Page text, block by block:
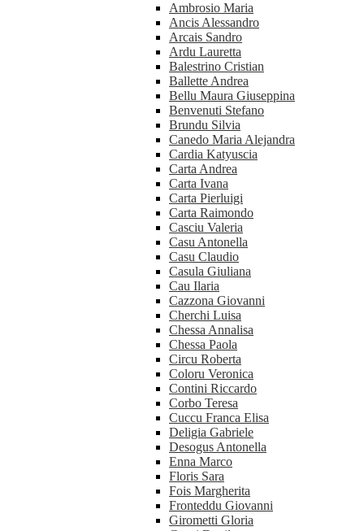
Ambrosio Maria
Ancis Alessandro
Arcais Sandro
Ardu Lauretta
Balestrino Cristian
Ballette Andrea
Bellu Maura Giuseppina
Benvenuti Stefano
Brundu Silvia
Canedo Maria Alejandra
Cardia Katyuscia
Carta Andrea
Carta Ivana
Carta Pierluigi
Carta Raimondo
Casciu Valeria
Casu Antonella
Casu Claudio
Casula Giuliana
Cau Ilaria
Cazzona Giovanni
Cherchi Luisa
Chessa Annalisa
Chessa Paola
Circu Roberta
Coloru Veronica
Contini Riccardo
Corbo Teresa
Cuccu Franca Elisa
Deligia Gabriele
Desogus Antonella
Enna Marco
Floris Sara
Fois Margherita
Fronteddu Giovanni
Girometti Gloria